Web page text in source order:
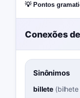
💡 Pontos
Conexões
Sinônimos
billete (bilhete